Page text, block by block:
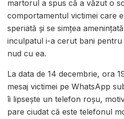
martorul a spus că a văzut o
comportamentul victimei care
speriată și se simțea
inculpatul i-a cerut bani
nud cu ea.
La data de 14 decembrie, ora
mesaj victimei pe WhatsApp
îi lipsește un telefon roșu,
pare ciudat că este telefonul